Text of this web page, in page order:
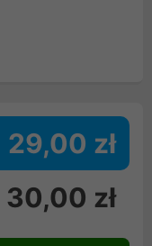
29,00 zł
30,00 zł